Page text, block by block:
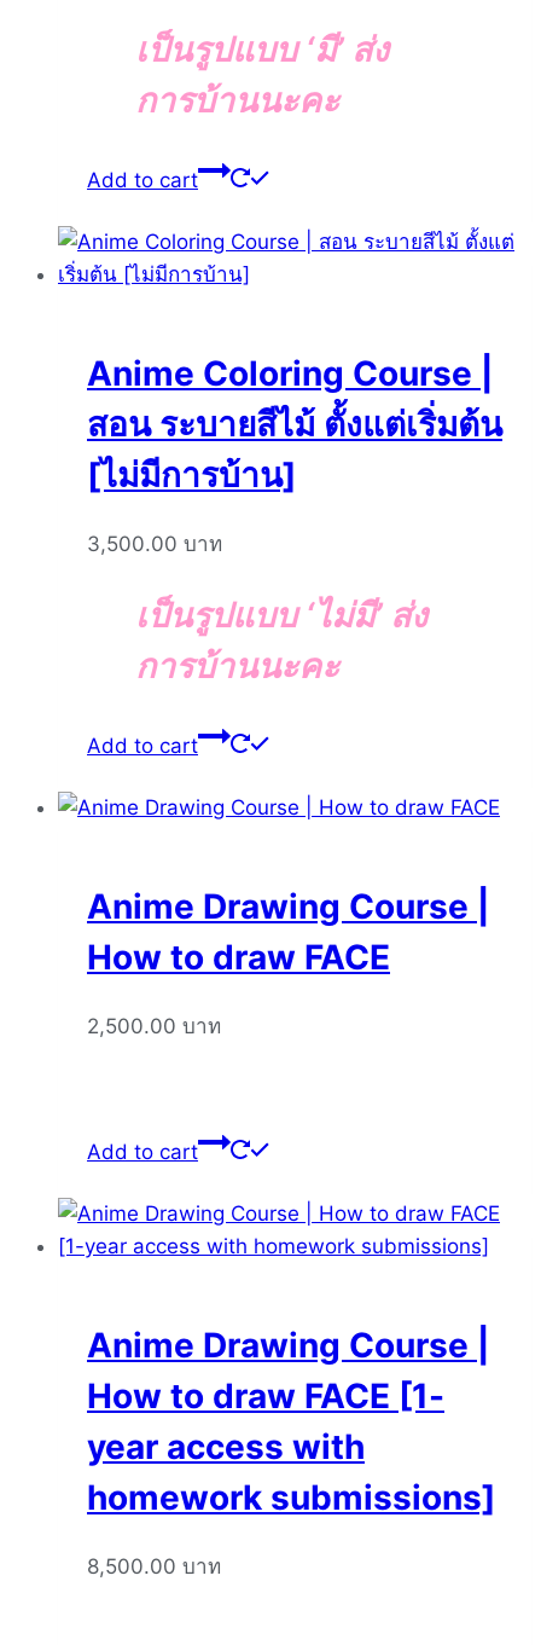
เป็นรูปแบบ ‘มี’ ส่ง
การบ้านนะคะ
Add to cart
Anime Coloring Course |
สอน ระบายสีไม้ ตั้งแต่เริ่มต้น
[ไม่มีการบ้าน]
3,500.00 บาท
เป็นรูปแบบ ‘ไม่มี’ ส่ง
การบ้านนะคะ
Add to cart
Anime Drawing Course |
How to draw FACE
2,500.00 บาท
Add to cart
Anime Drawing Course |
How to draw FACE [1-
year access with
homework submissions]
8,500.00 บาท